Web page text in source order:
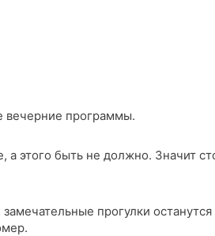
вечерние программы.
прогулки останутся